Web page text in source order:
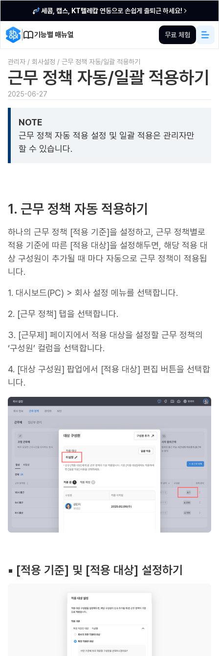
세콤, 캡스, KT텔레캅연동으로 손쉽게 출퇴근 하세요!
기능별 매뉴얼 무료 체험
관리자 / 회사설정 / 근무 정책 자동/일괄 적용하기
근무 정책 자동/일괄 적용하기
2025-06-27
NOTE
근무 정책 자동 적용 설정 및 일괄 적용은 관리자만
할 수 있습니다.
1. 근무 정책 자동 적용하기
하나의 근무 정책 [적용 기준]을 설정하고, 근무 정책별로
적용 기준에 따른 [적용 대상]을 설정해두면, 해당 적용 대
상 구성원이 추가될 때 마다 자동으로 근무 정책이 적용됩
니다.
1. 대시보드(PC) > 회사 설정 메뉴를 선택합니다.
2. [근무 정책] 탭을 선택합니다.
3. [근무제] 페이지에서 적용 대상을 설정할 근무 정책의
‘구성원’ 컬럼을 선택합니다.
4. [대상 구성원] 팝업에서 [적용 대상] 편집 버튼을 선택합
니다.
▪︎ [적용 기준] 및 [적용 대상] 설정하기